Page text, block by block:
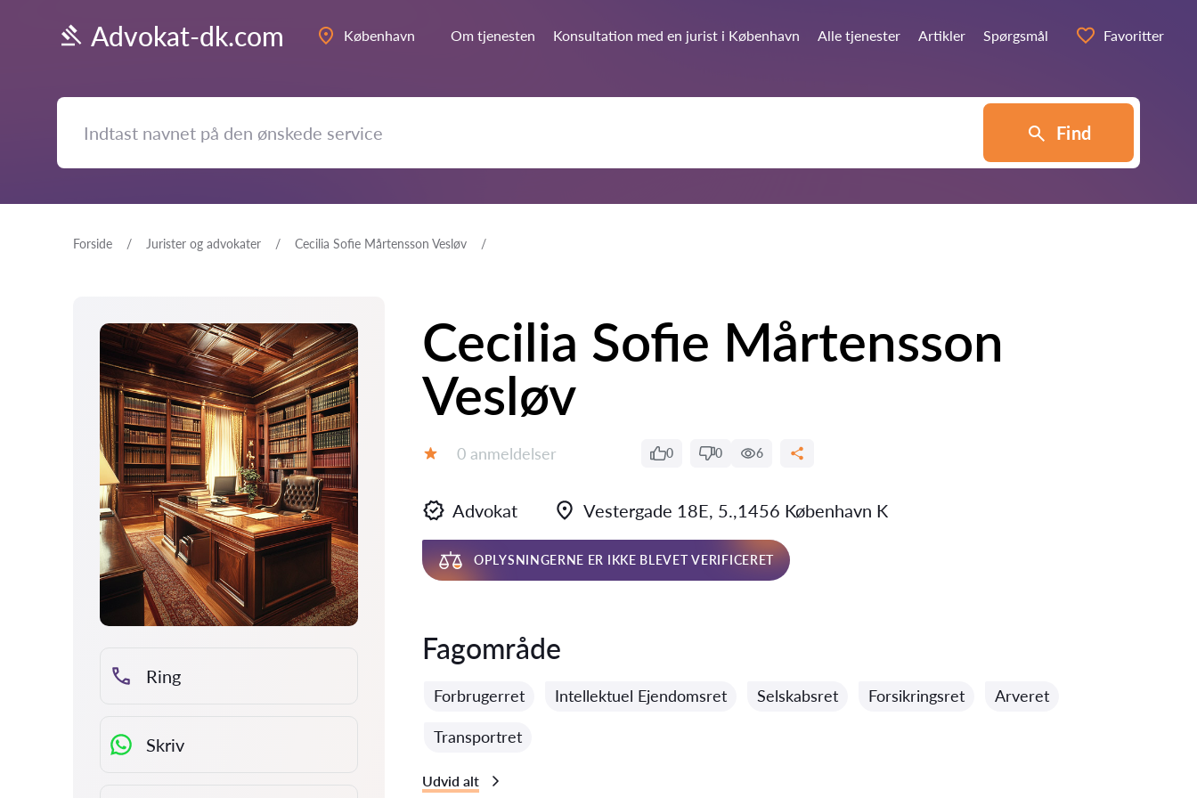
Advokat-dk.com København Om tjenesten Konsultation med en jurist i København Alle tjenester Artikler Spørgsmål Favoritter
Find
Forside Jurister og advokater Cecilia Sofie Mårtensson Vesløv
Ring
Skriv
Cecilia Sofie Mårtensson
Vesløv
Anmeldelser:
0 anmeldelser 0 0 6
Advokat Vestergade 18E, 5.,1456 København K
OPLYSNINGERNE ER IKKE BLEVET VERIFICERET
Fagområde
Forbrugerret Intellektuel Ejendomsret Selskabsret Forsikringsret Arveret
Transportret
Udvid alt